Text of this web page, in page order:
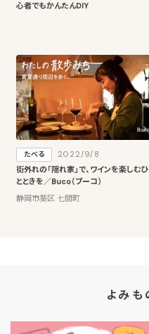
心者でもかんたんDIY
たべる
2022/9/8
街外れの「隠れ家」で、ワインを楽しむひ
とときを／Buco（ブーコ）
静岡市葵区 七間町
よみも